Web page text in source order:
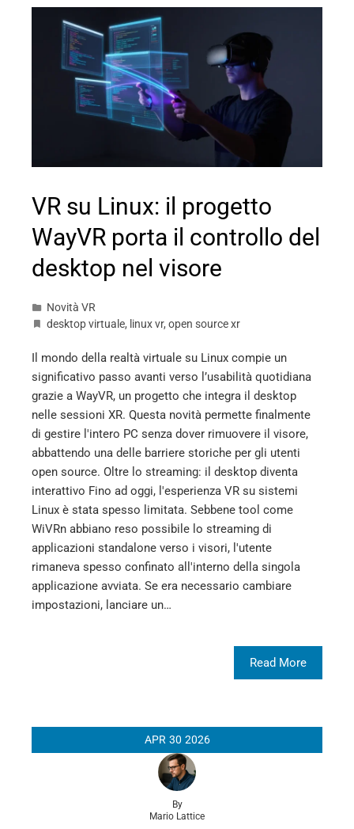
VR su Linux: il progetto
WayVR porta il controllo del
desktop nel visore
Novità VR
desktop virtuale, linux vr, open source xr
Il mondo della realtà virtuale su Linux compie un
significativo passo avanti verso l’usabilità quotidiana
grazie a WayVR, un progetto che integra il desktop
nelle sessioni XR. Questa novità permette finalmente
di gestire l'intero PC senza dover rimuovere il visore,
abbattendo una delle barriere storiche per gli utenti
open source. Oltre lo streaming: il desktop diventa
interattivo Fino ad oggi, l'esperienza VR su sistemi
Linux è stata spesso limitata. Sebbene tool come
WiVRn abbiano reso possibile lo streaming di
applicazioni standalone verso i visori, l'utente
rimaneva spesso confinato all'interno della singola
applicazione avviata. Se era necessario cambiare
impostazioni, lanciare un…
Read More
APR 30 2026
By
Mario Lattice